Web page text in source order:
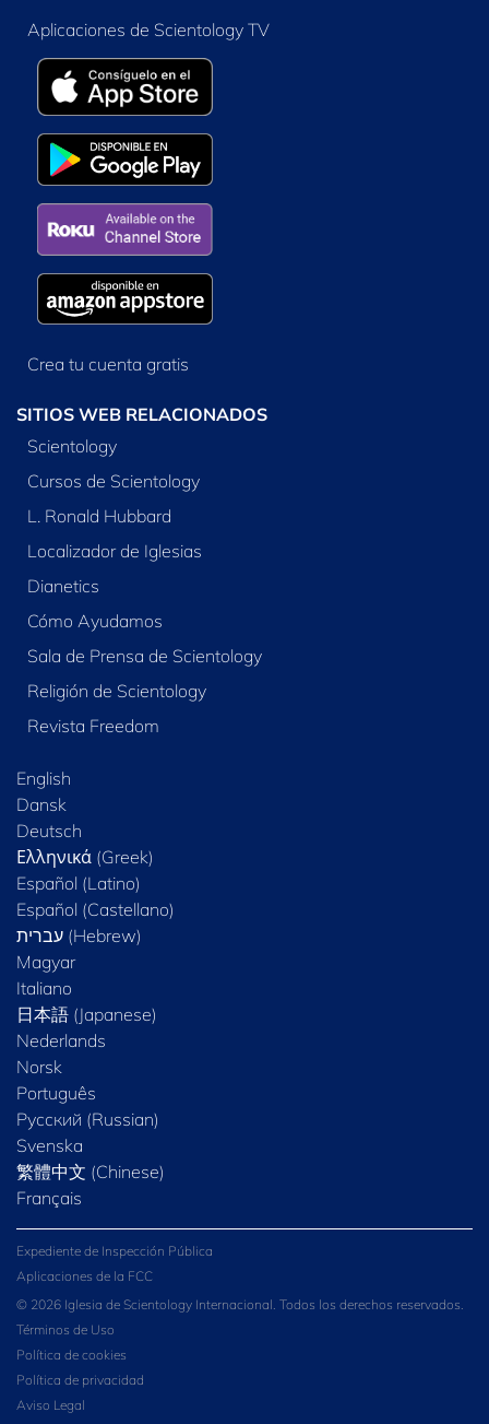
Aplicaciones de Scientology TV
Crea tu cuenta gratis
SITIOS WEB RELACIONADOS
Scientology
Cursos de Scientology
L. Ronald Hubbard
Localizador de Iglesias
Dianetics
Cómo Ayudamos
Sala de Prensa de Scientology
Religión de Scientology
Revista Freedom
English
Dansk
Deutsch
Ελληνικά (Greek)
Español (Latino)
Español (Castellano)
Magyar
Italiano
日本語 (Japanese)
Nederlands
Norsk
Português
Русский (Russian)
Svenska
繁體中文 (Chinese)
Français
Expediente de Inspección Pública
Aplicaciones de la FCC
© 2026 Iglesia de Scientology Internacional. Todos los derechos reservados.
Términos de Uso
Política de cookies
Política de privacidad
Aviso Legal